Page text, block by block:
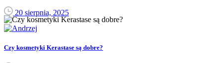
20 sierpnia, 2025
Czy kosmetyki Kerastase są dobre?